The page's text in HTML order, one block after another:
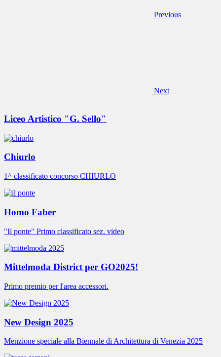
Previous
Next
Liceo Artistico "G. Sello"
Chiurlo
1^ classificato concorso CHIURLO
Homo Faber
"Il ponte" Primo classificato sez. video
Mittelmoda District per GO2025!
Primo premio per l'area accessori.
New Design 2025
Menzione speciale alla Biennale di Architettura di Venezia 2025